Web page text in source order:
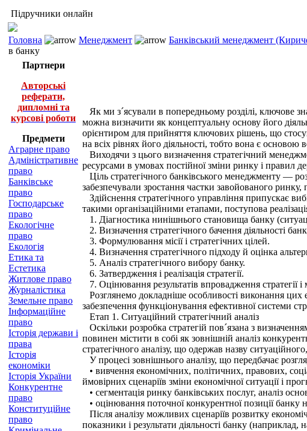
Підручники онлайн
Головна Менеджмент Банківський менеджмент
в банку
Партнери
Авторські
реферати,
дипломні та
курсові роботи
Предмети
Аграрне право
Адміністративне
право
Банківське
право
Господарське
право
Екологічне
право
Екологія
Етика та
Естетика
Житлове право
Журналістика
Земельне право
Інформаційне
право
Історія держави і
права
Історія
економіки
Історія України
Конкурентне
право
Конституційне
право
Як ми з´ясували в попередньому розділі, ключове
можна визначити як концептуальну основу його
орієнтиром для прийняття ключових рішень, що
на всіх рівнях його діяльності, тобто вона є основою
Виходячи з цього визначення стратегічний
ресурсами в умовах постійної зміни ринку і правил
Ціль стратегічного банківського менеджменту —
забезпечували зростання частки завойованого ринку,
Здійснення стратегічного управління припускає
такими організаційни­ми етапами, поступова
1. Діагностика нинішнього становища банку
2. Визначення стратегічного бачення діяльності
3. Формулювання місії і стратегічних цілей.
4. Визначення стратегічного підходу й оцінка
5. Аналіз стратегічного вибору банку.
6. Затвердження і реалізація стратегії.
7. Оцінювання результатів впровадження стратегії
Розглянемо докладніше особливості виконання цих
забезпечення функціонування ефек­тивної системи
Етап 1. Ситуаційний стратегічний аналіз
Оскільки розробка стратегій пов´язана з
повинен містити в собі як зовнішній аналіз
стратегічного аналізу, що одержав назву
У процесі зовнішнього аналізу, що передбачає
• вивчення економічних, політичних, правових,
ймовірних сценаріїв зміни економічної ситуації і
• сегментація ринку банківських послуг, аналіз
• оцінювання поточної конкурентної позиції банку
Після аналізу можливих сценаріїв розвитку
показники і результа­ти діяльності банку (наприклад,